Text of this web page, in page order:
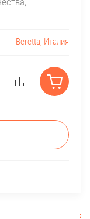
Beretta, Италия